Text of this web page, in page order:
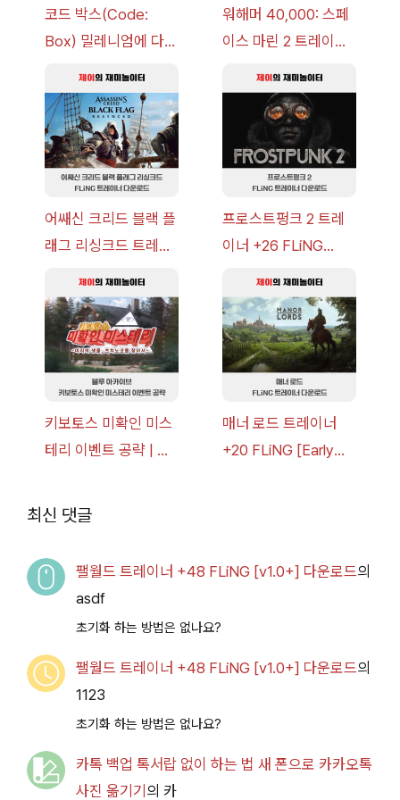
코드 박스(Code:
Box) 밀레니엄에 다가
략 [복각] | 블루 아카
이브
워해머 40,000: 스페
이스 마린 2 트레이너
v14.0+] 다운로드
어쌔신 크리드 블랙 플
래그 리싱크드 트레이
v1.0+] 다운로드
프로스트펑크 2 트레
이너 +26 FLiNG
드
키보토스 미확인 미스
테리 이벤트 공략 | 블
매너 로드 트레이너
+20 FLiNG [Early
최신 댓글
팰월드 트레이너 +48 FLiNG [v1.0+] 다운로드의
asdf
초기화 하는 방법은 없나요?
팰월드 트레이너 +48 FLiNG [v1.0+] 다운로드의
1123
초기화 하는 방법은 없나요?
카톡 백업 톡서랍 없이 하는 법 새 폰으로 카카오톡
사진 옮기기 의 카